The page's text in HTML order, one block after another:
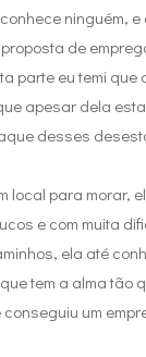
ninguém,
de
parte eu temi que
apesar dela
desses
local para morar,
e com muita
ela até
tem a alma tão
um